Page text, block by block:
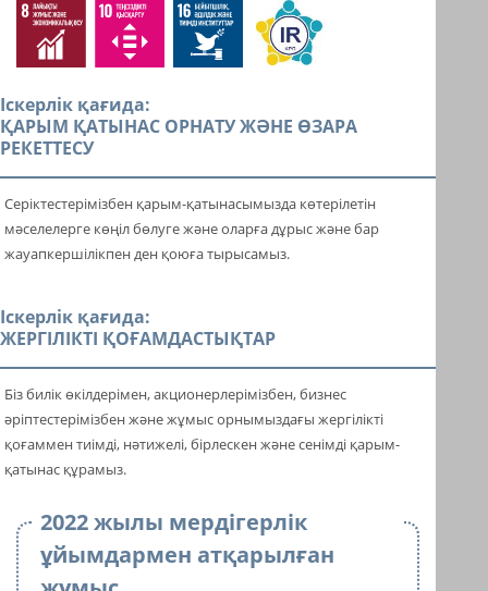
Iскерлік қағида:
ҚАРЫМ ҚАТЫНАС ОРНАТУ ЖӘНЕ ӨЗАРА
РЕКЕТТЕСУ
Cеріктестерімізбен қарым-қатынасымызда көтерілетін
мәселелерге көңіл бөлуге және оларға дұрыс және бар
жауапкершілікпен ден қоюға тырысамыз.
Iскерлік қағида:
ЖЕРГІЛІКТІ ҚОҒАМДАСТЫҚТАР
Біз билік өкілдерімен, акционерлерімізбен, бизнес
әріптестерімізбен және жұмыс орнымыздағы жергілікті
қоғаммен тиімді, нәтижелі, бірлескен және сенімді қарым-
қатынас құрамыз.
2022 жылы мердігерлік
ұйымдармен атқарылған